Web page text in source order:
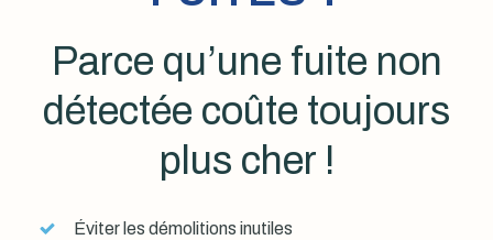
Parce qu’une fuite non
détectée coûte toujours
plus cher !
Éviter les démolitions inutiles